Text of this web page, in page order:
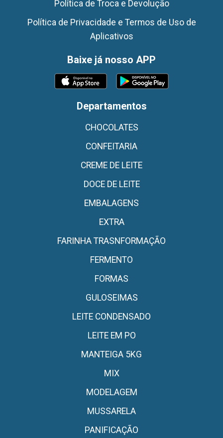
Política de Troca e Devolução
Política de Privacidade e Termos de Uso de
Aplicativos
Baixe já nosso APP
Departamentos
CHOCOLATES
CONFEITARIA
CREME DE LEITE
DOCE DE LEITE
EMBALAGENS
EXTRA
FARINHA TRASNFORMAÇÃO
FERMENTO
FORMAS
GULOSEIMAS
LEITE CONDENSADO
LEITE EM PO
MANTEIGA 5KG
MIX
MODELAGEM
MUSSARELA
PANIFICAÇÃO